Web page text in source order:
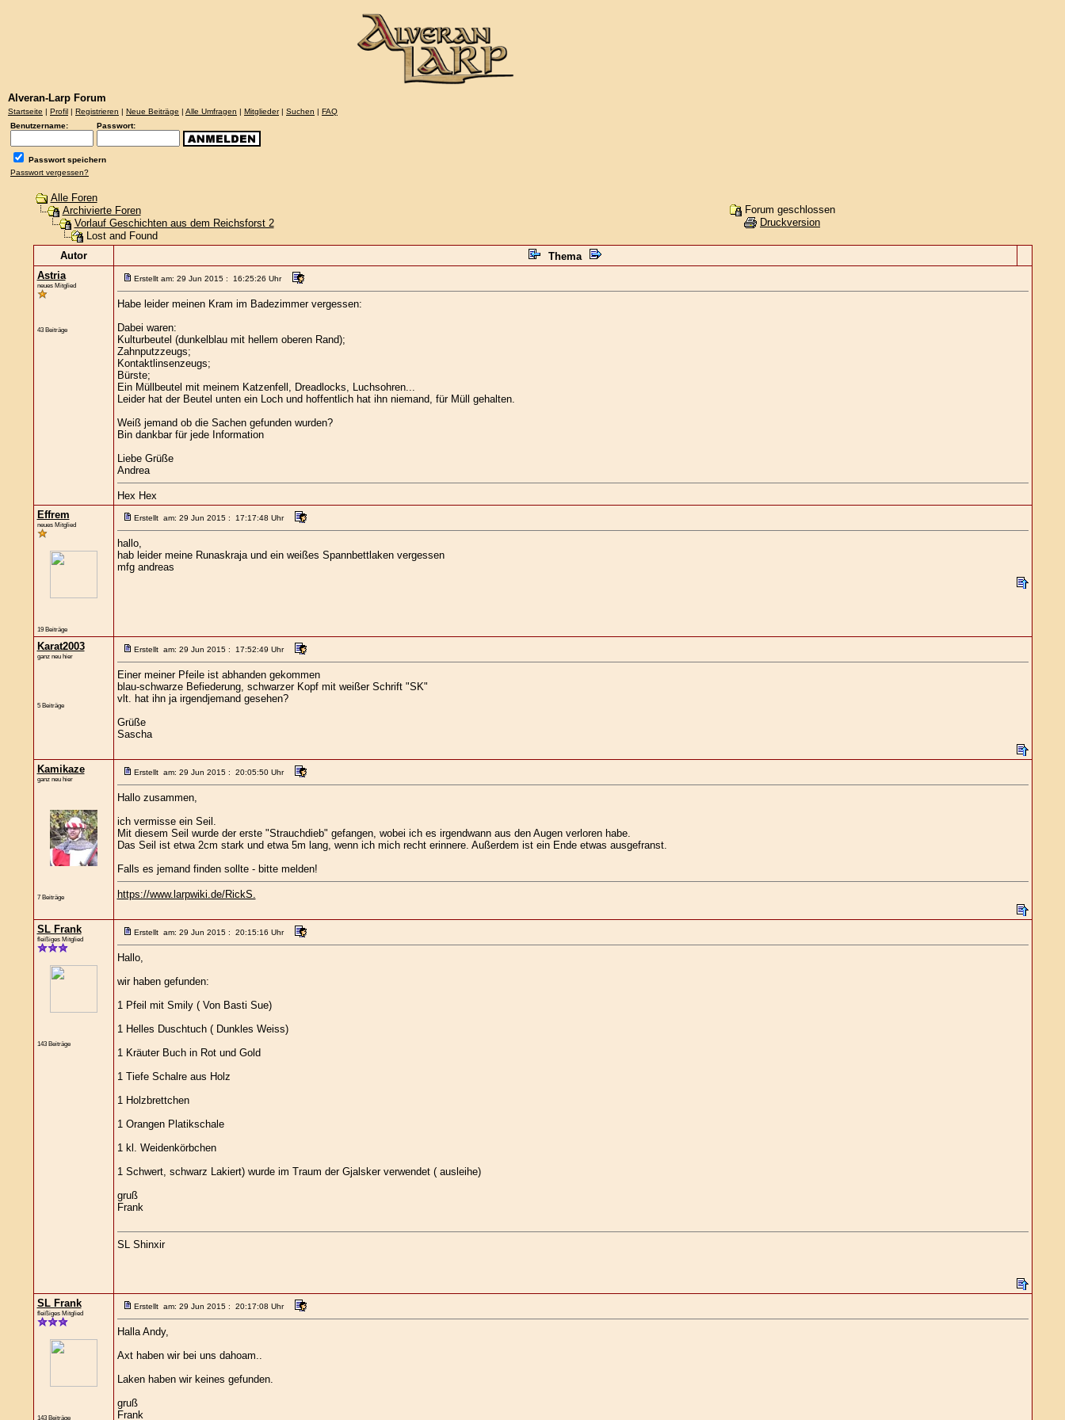
Alveran-Larp Forum
Startseite | Profil | Registrieren | Neue Beiträge | Alle Umfragen | Mitglieder| Suchen | FAQ
Benutzername:
Passwort:
Passwort speichern
Passwort vergessen?
Alle Foren
Archivierte Foren
Vorlauf Geschichten aus dem Reichsforst 2
Lost and Found
Forum geschlossen
Druckversion
Autor
Thema
Astria
neues Mitglied
43 Beiträge
Erstellt am: 29 Jun 2015 : 16:25:26 Uhr
Habe leider meinen Kram im Badezimmer vergessen:
Dabei waren:
Kulturbeutel (dunkelblau mit hellem oberen Rand);
Zahnputzzeugs;
Kontaktlinsenzeugs;
Bürste;
Ein Müllbeutel mit meinem Katzenfell, Dreadlocks, Luchsohren...
Leider hat der Beutel unten ein Loch und hoffentlich hat ihn niemand, für Müll gehalten.
Weiß jemand ob die Sachen gefunden wurden?
Bin dankbar für jede Information
Liebe Grüße
Andrea
Hex Hex
Effrem
neues Mitglied
19 Beiträge
Erstellt am: 29 Jun 2015 : 17:17:48 Uhr
hallo,
hab leider meine Runaskraja und ein weißes Spannbettlaken vergessen
mfg andreas
Karat2003
ganz neu hier
5 Beiträge
Erstellt am: 29 Jun 2015 : 17:52:49 Uhr
Einer meiner Pfeile ist abhanden gekommen
blau-schwarze Befiederung, schwarzer Kopf mit weißer Schrift "SK"
vlt. hat ihn ja irgendjemand gesehen?
Grüße
Sascha
Kamikaze
ganz neu hier
7 Beiträge
Erstellt am: 29 Jun 2015 : 20:05:50 Uhr
Hallo zusammen,
ich vermisse ein Seil.
Mit diesem Seil wurde der erste "Strauchdieb" gefangen, wobei ich es irgendwann aus den Augen verloren habe.
Das Seil ist etwa 2cm stark und etwa 5m lang, wenn ich mich recht erinnere. Außerdem ist ein Ende etwas ausgefranst.
Falls es jemand finden sollte - bitte melden!
https://www.larpwiki.de/RickS.
SL Frank
fleißiges Mitglied
143 Beiträge
Erstellt am: 29 Jun 2015 : 20:15:16 Uhr
Hallo,
wir haben gefunden:
1 Pfeil mit Smily ( Von Basti Sue)
1 Helles Duschtuch ( Dunkles Weiss)
1 Kräuter Buch in Rot und Gold
1 Tiefe Schalre aus Holz
1 Holzbrettchen
1 Orangen Platikschale
1 kl. Weidenkörbchen
1 Schwert, schwarz Lakiert) wurde im Traum der Gjalsker verwendet ( ausleihe)
gruß
Frank
SL Shinxir
SL Frank
fleißiges Mitglied
143 Beiträge
Erstellt am: 29 Jun 2015 : 20:17:08 Uhr
Halla Andy,
Axt haben wir bei uns dahoam..
Laken haben wir keines gefunden.
gruß
Frank